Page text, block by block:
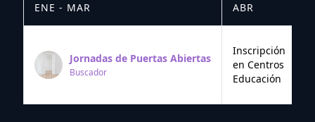
ENE - MAR ABR
Jornadas de Puertas Abiertas
Buscador
Inscripción
en Centros
Educación